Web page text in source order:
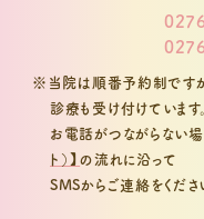
※当院は順番予約制です
診療も受け付けています。
お電話がつながらない
ト）】の流れに沿って
SMSからご連絡をくださ